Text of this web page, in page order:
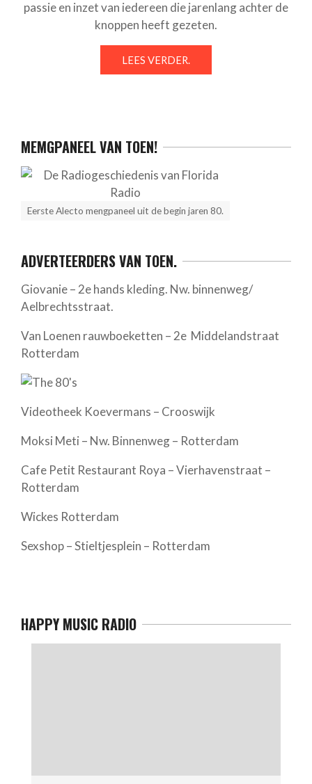
passie en inzet van iedereen die jarenlang achter de
knoppen heeft gezeten.
LEES VERDER.
MEMGPANEEL VAN TOEN!
Eerste Alecto mengpaneel uit de begin jaren 80.
ADVERTEERDERS VAN TOEN.
Giovanie – 2e hands kleding. Nw. binnenweg/
Aelbrechtsstraat.
Van Loenen rauwboeketten – 2e Middelandstraat
Rotterdam
Videotheek Koevermans – Crooswijk
Moksi Meti – Nw. Binnenweg – Rotterdam
Cafe Petit Restaurant Roya – Vierhavenstraat –
Rotterdam
Wickes Rotterdam
Sexshop – Stieltjesplein – Rotterdam
HAPPY MUSIC RADIO